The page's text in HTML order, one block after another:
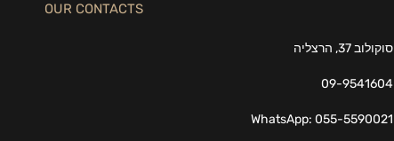
OUR CONTACTS
סוקולוב 37, הרצליה
09-9541604
WhatsApp: 055-5590021